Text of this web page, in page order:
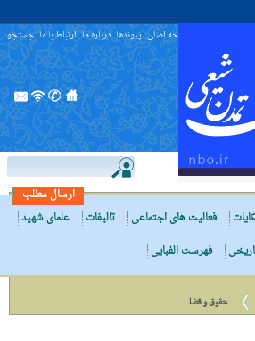
صفحه اصلی پیوندها درباره ما ارتباط با ما جستجو
ارسال مطلب
فعالیت های اجتماعی تالیفات
علمای شهید
فهرست الفبایی
حقوق و قضا